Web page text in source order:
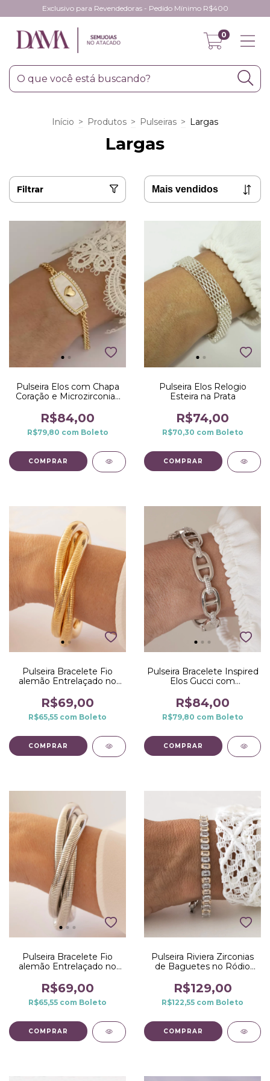
Exclusivo para Revendedoras - Pedido Mínimo R$400
0
Início > Produtos > Pulseiras > Largas
Largas
Filtrar
Pulseira Elos com Chapa
Coração e Microzirconias
R$84,00
R$79,80 com Boleto
Pulseira Elos Relogio
Esteira na Prata
R$74,00
R$70,30 com Boleto
Pulseira Bracelete Fio
alemão Entrelaçado no
R$69,00
R$65,55 com Boleto
Pulseira Bracelete Inspired
Elos Gucci com
Branco
R$84,00
R$79,80 com Boleto
Pulseira Bracelete Fio
alemão Entrelaçado no
R$69,00
R$65,55 com Boleto
Pulseira Riviera Zirconias
de Baguetes no Ródio
R$129,00
R$122,55 com Boleto